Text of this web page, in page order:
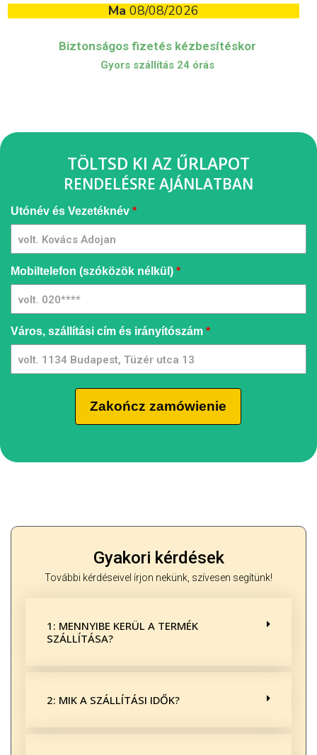
Ma 08/08/2026
Biztonságos fizetés kézbesítéskor
Gyors szállítás 24 órás
TÖLTSD KI AZ ŰRLAPOT
RENDELÉSRE AJÁNLATBAN
Pressure
Washer
[HU] -
GQMIA |
UN
Utónév és Vezetéknév *
Mobiltelefon (szóközök nélkül) *
Város, szállítási cím és irányítószám *
Zakończ zamówienie
Gyakori kérdések
További kérdéseivel írjon nekünk, szívesen segítünk!
1: MENNYIBE KERÜL A TERMÉK
SZÁLLÍTÁSA?
2: MIK A SZÁLLÍTÁSI IDŐK?